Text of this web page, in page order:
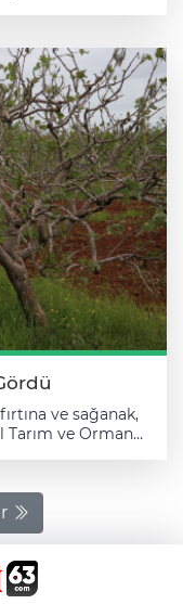
ve fırtınanın
inceleyerek
Belediyesinin
aldığını
aktaran
çalışmalarını
ve sağanak,
hasar tespit
afetlerinden
da etkili
kaydetti: "Nizip,